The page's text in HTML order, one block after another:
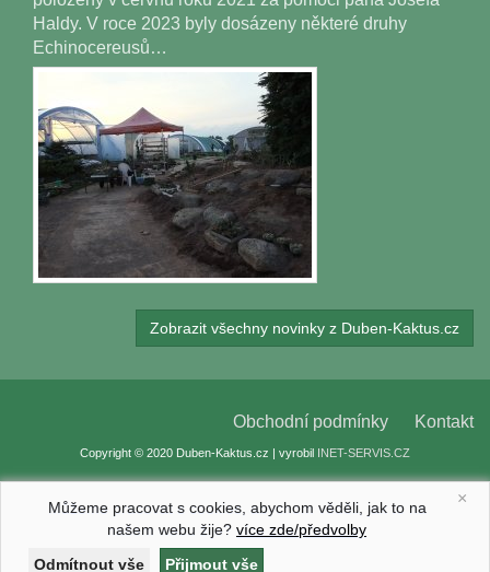
Haldy. V roce 2023 byly dosázeny některé druhy
Echinocereusů…
Zobrazit všechny novinky z Duben-Kaktus.cz
Obchodní podmínky Kontakt
Copyright © 2020 Duben-Kaktus.cz | vyrobil INET-SERVIS.CZ
×
Můžeme pracovat s cookies, abychom věděli, jak to na
našem webu žije? více zde/předvolby